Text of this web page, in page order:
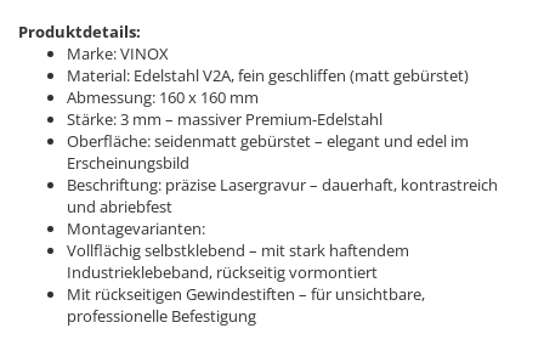
Produktdetails:
Marke: VINOX
Material: Edelstahl V2A, fein geschliffen (matt gebürstet)
Abmessung: 160 x 160 mm
Stärke: 3 mm – massiver Premium-Edelstahl
Oberfläche: seidenmatt gebürstet – elegant und edel im
Erscheinungsbild
Beschriftung: präzise Lasergravur – dauerhaft, kontrastreich
und abriebfest
Montagevarianten:
Vollflächig selbstklebend – mit stark haftendem
Industrieklebeband, rückseitig vormontiert
Mit rückseitigen Gewindestiften – für unsichtbare,
professionelle Befestigung